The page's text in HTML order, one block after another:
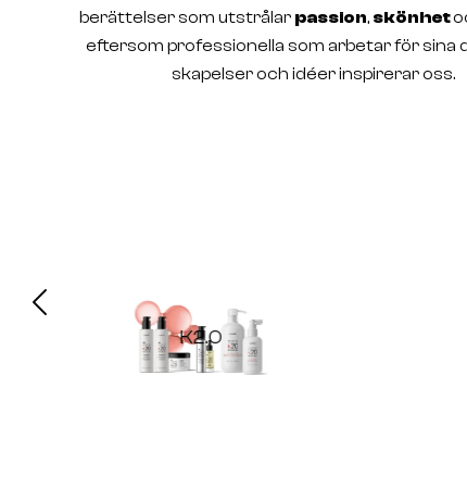
berättelser som utstrålar passion, skönhet
eftersom professionella som arbetar för sina
skapelser och idéer inspirerar oss.
K2.0